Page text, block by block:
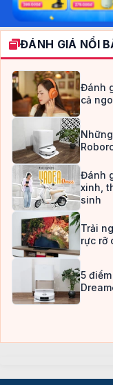
ĐÁNH GIÁ NỔI
Đánh
cả
Đánh
xinh,
sinh
Trải
rực rỡ
5